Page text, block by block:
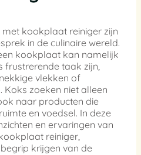
kookplaat reiniger zijn
in de culinaire wereld.
kookplaat kan namelijk
frustrerende taak zijn,
vlekken of
Koks zoeken niet alleen
naar producten die
en voedsel. In deze
en ervaringen van
reiniger,
krijgen van de